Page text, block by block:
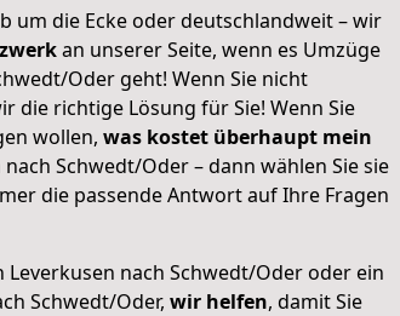
um die Ecke oder deutschlandweit – wir
an unserer Seite, wenn es Umzüge
Oder geht! Wenn Sie nicht
die richtige Lösung für Sie! Wenn Sie
wollen, was kostet überhaupt mein
Schwedt/Oder – dann wählen Sie sie
die passende Antwort auf Ihre Fragen
Leverkusen nach Schwedt/Oder oder ein
Schwedt/Oder, wir helfen, damit Sie